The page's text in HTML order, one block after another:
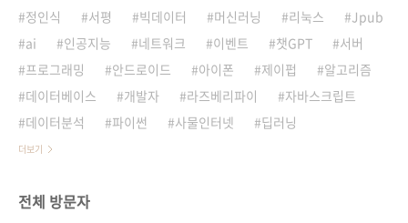
정인식
서평 빅데이터 머신러닝 리눅스
Jpub
ai
인공지능 네트워크 이벤트 챗GPT
서버
프로그래밍
안드로이드 아이폰 제이펍
알고리즘
데이터베이스
개발자 라즈베리파이
자바스크립트
데이터분석
파이썬 사물인터넷 딥러닝
더보기
전체 방문자